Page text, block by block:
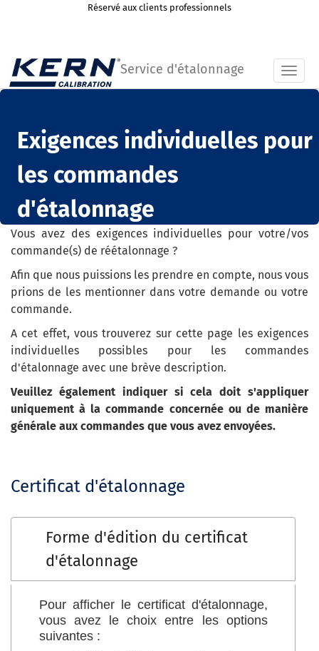
Réservé aux clients professionnels
Service d'étalonnage
Exigences individuelles pour
les commandes
d'étalonnage
Vous avez des exigences individuelles pour votre/vos
commande(s) de réétalonnage ?
Afin que nous puissions les prendre en compte, nous vous
prions de les mentionner dans votre demande ou votre
commande.
A cet effet, vous trouverez sur cette page les exigences
individuelles possibles pour les commandes
d'étalonnage avec une brève description.
Veuillez également indiquer si cela doit s'appliquer
uniquement à la commande concernée ou de manière
générale aux commandes que vous avez envoyées.
Certificat d'étalonnage
Forme d'édition du certificat
d'étalonnage
Pour afficher le certificat d'étalonnage,
vous avez le choix entre les options
suivantes :